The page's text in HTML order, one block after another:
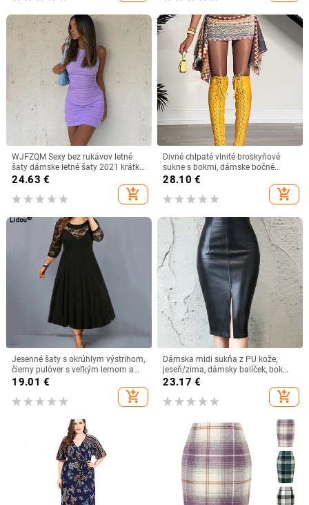
WJFZQM Sexy bez rukávov letné
šaty dámske letné šaty 2021 krátke
spoločenské mini priliehavé šaty
klub biele čierne šaty pre ženy
24.63 €
add_shopping_cart
Divné chlpaté vlnité broskyňové
sukne s bokmi, dámske bočné
patchworkové jesenné elegantné
hipsterské skinny základné divoké
streetwear sexi dievčenské spodné
28.10 €
add_shopping_cart
Jesenné šaty s okrúhlym výstrihom,
čierny pulóver s veľkým lemom a
dlhým rukávom pre ženy, veľkosť
19.01 €
add_shopping_cart
Dámska midi sukňa z PU kože,
jeseň/zima, dámsky balíček, bok
vpredu alebo vzadu, s rozparkom v
23.17 €
add_shopping_cart